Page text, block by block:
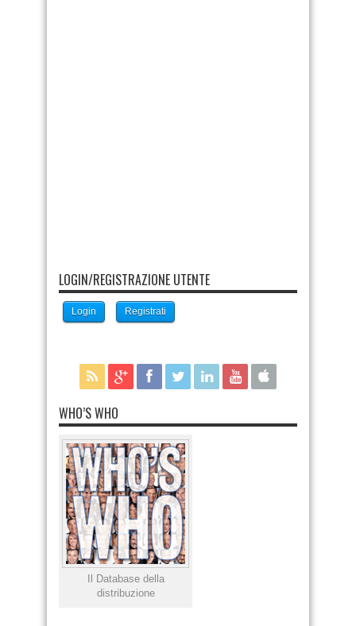
LOGIN/REGISTRAZIONE UTENTE
Login Registrati
WHO’S WHO
Il Database della
distribuzione